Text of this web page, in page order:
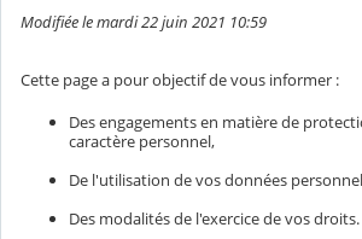
Modifiée le mardi 22 juin 2021 10:59
Cette page a pour objectif de vous informer :
Des engagements en matière de
caractère personnel,
De l'utilisation de vos données
Des modalités de l'exercice de vos droits.